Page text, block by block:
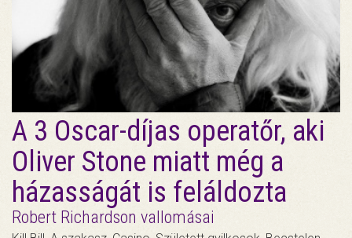
A 3 Oscar-díjas operatőr, aki
Oliver Stone miatt még a
házasságát is feláldozta
Robert Richardson vallomásai